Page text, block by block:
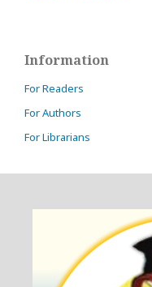
Information
For Readers
For Authors
For Librarians